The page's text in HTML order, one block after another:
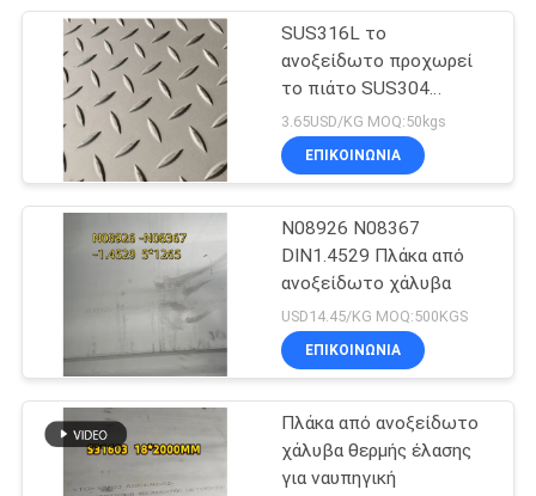
SUS316L το
ανοξείδωτο προχωρεί
το πιάτο SUS304
SUS316L για το δάπεδο
3.65USD/KG MOQ:50kgs
ΕΠΙΚΟΙΝΩΝΙΑ
N08926 N08367
DIN1.4529 Πλάκα από
ανοξείδωτο χάλυβα
USD14.45/KG MOQ:500KGS
ΕΠΙΚΟΙΝΩΝΙΑ
Πλάκα από ανοξείδωτο
χάλυβα θερμής έλασης
για ναυπηγική